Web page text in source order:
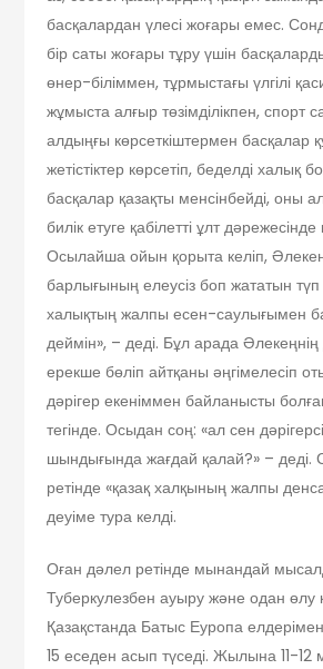
басқалардан үлесі жоғары емес.
бір саты жоғары тұру үшін
өнер-біліммен, тұрмыстағы үлгілі
жұмыста алғыр төзімділікпен, спорт
алдыңғы көрсеткіштермен басқалар
жетістіктер көрсетіп, беделді халық
басқалар қазақты менсінбейді, оны
билік етуге қабілетті ұлт
Осылайша ойын қорыта келіп,
барлығының елеусіз боп жататын түп
халықтың жалпы есен-саулығымен
деймін», – деді. Бұл арада
ерекше бөліп айтқаны әңгімелесіп
дәрігер екеніммен байланысты
тегінде. Осыдан соң: «ал сен
шындығында жағдай қалай?» – деді.
ретінде «қазақ халқының жалпы
деуіме тура келді.
Оған дәлел ретінде мынандай
Туберкулезбен ауыру және одан өлу
Қазақстанда Батыс Еуропа
15 еседен асып түседі. Жылына 11-